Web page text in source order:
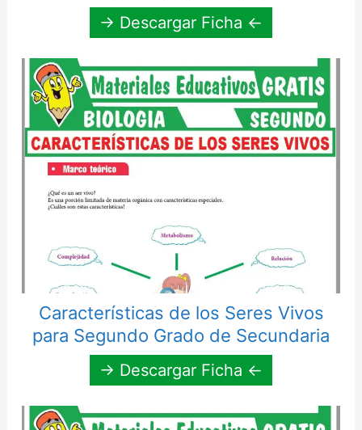
→ Descargar Ficha ←
Características de los Seres Vivos
para Segundo Grado de Secundaria
→ Descargar Ficha ←